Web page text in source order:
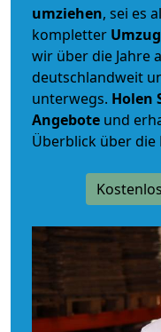
umziehen, sei es
kompletter Umzug
wir über die Jahre
deutschlandweit
unterwegs. Holen
Angebote und
Überblick über